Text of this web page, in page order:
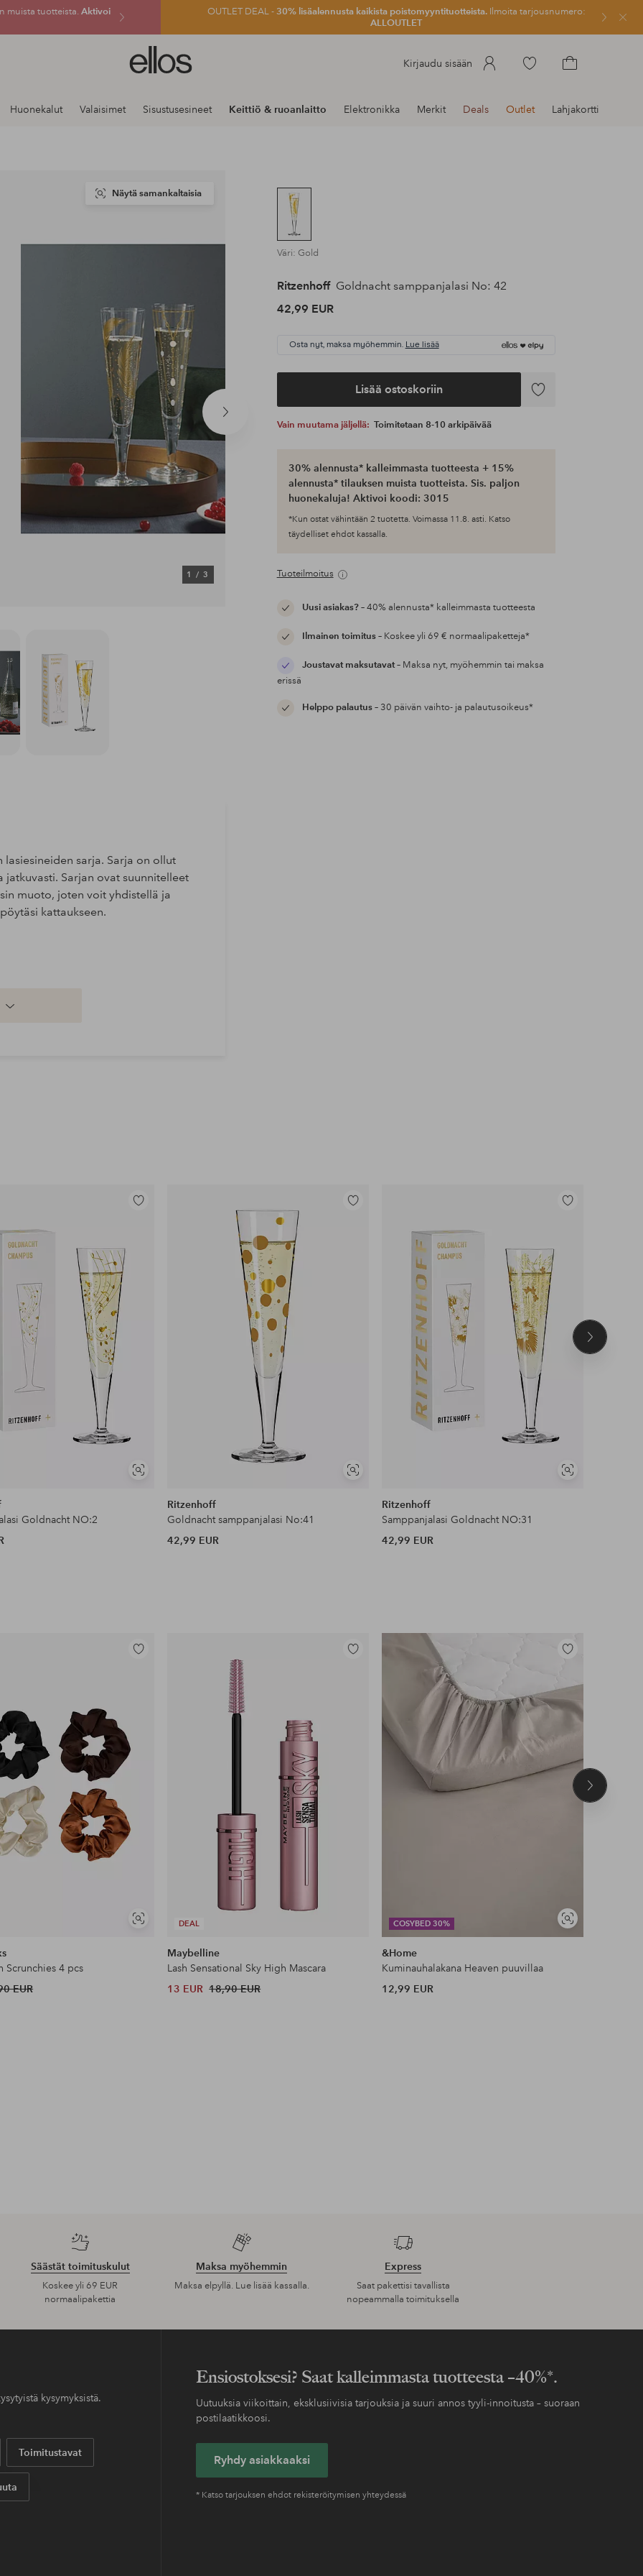
muista tuotteista. Aktivoi
OUTLET DEAL -30% lisäalennusta kaikista poistomyyntituotteista.Ilmoita tarjousnumero:
ALLOUTLET
Sulje
Ellos-
logo
siirry
Kirjaudu sisään
Siirry
Huonekalut Valaisimet Sisustusesineet Keittiö & ruoanlaitto Elektronikka Merkit Deals Outlet Lahjakortti
Seuraava
tuote
1/ 3
Näytä samankaltaisia
Väri: Gold
Ritzenhoff Goldnacht samppanjalasi No: 42
42,99 EUR
Osta nyt, maksa myöhemmin. Lue lisää
Lisää ostoskoriin
Lisää
Vain muutama jäljellä: Toimitetaan 8-10 arkipäivää
30% alennusta* kalleimmasta tuotteesta + 15%
alennusta* tilauksen muista tuotteista. Sis. paljon
huonekaluja! Aktivoi koodi: 3015
*Kun ostat vähintään 2 tuotetta. Voimassa 11.8. asti. Katso
täydelliset ehdot kassalla.
Tuoteilmoitus
Uusi asiakas?– 40% alennusta* kalleimmasta tuotteesta
Ilmainen toimitus– Koskee yli 69 € normaalipaketteja*
Joustavat maksutavat– Maksa nyt, myöhemmin tai maksa
erissä
Helppo palautus– 30 päivän vaihto- ja palautusoikeus*
sarja. Sarja on ollut
jatkuvasti. Sarjan ovat suunnitelleet
muoto, joten voit yhdistellä ja
kattaukseen.
Näytä
Lisää
Goldnacht NO:2
Näytä
Lisää
Ritzenhoff
Goldnacht samppanjalasi No:41
42,99 EUR
Näytä
Lisää
Ritzenhoff
Samppanjalasi Goldnacht NO:31
42,99 EUR
Seuraava
Näytä
Lisää
Scrunchies 4 pcs
EUR
DEAL
Lisää
Maybelline
Lash Sensational Sky High Mascara
13 EUR 18,90 EUR
COSYBED 30%
Näytä
samankaltaisia
Lisää
&Home
Kuminauhalakana Heaven puuvillaa
12,99 EUR
Seuraava
Säästät toimituskulut
Koskee yli 69 EUR
normaalipakettia
Maksa myöhemmin
Maksa elpyllä. Lue lisää kassalla.
Express
Saat pakettisi tavallista
nopeammalla toimituksella
kysymyksistä.
Toimitustavat
Ensiostoksesi? Saat kalleimmasta tuotteesta –40%*.
Uutuuksia viikoittain, eksklusiivisia tarjouksia ja suuri annos tyyli-innoitusta – suoraan
postilaatikkoosi.
Ryhdy asiakkaaksi
* Katso tarjouksen ehdot rekisteröitymisen yhteydessä